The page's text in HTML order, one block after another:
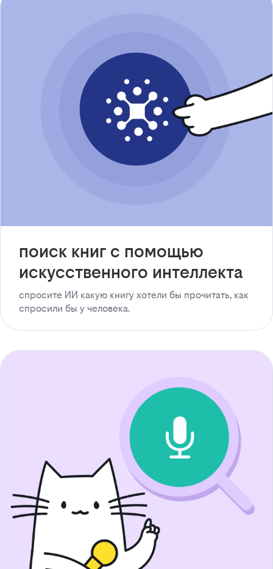
поиск книг с помощью
искусственного интеллекта
спросите ИИ какую книгу хотели бы прочитать, как
спросили бы у человека.